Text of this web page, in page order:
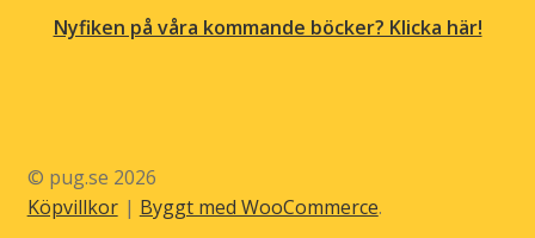
Nyfiken på våra kommande böcker? Klicka här!
© pug.se 2026
Köpvillkor
Byggt med WooCommerce.